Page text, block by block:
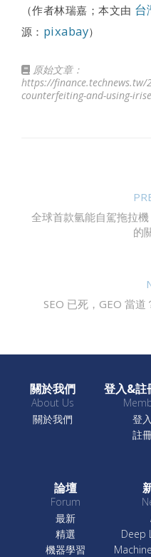
（作者林瑞嘉；本文由 台
源： pixabay）
原始文章：
https://
counterfeiting-and-using-
全球首款氫能自駕拖拉
的
SEO 已死，GEO 當
關於我們
About Us
關於我們
登入&註
登入
註
論壇
Forum
最新
精選
機器學習
Deep